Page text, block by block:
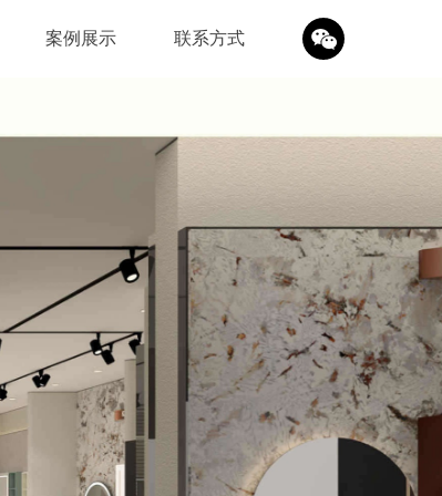
案例展示 联系方式